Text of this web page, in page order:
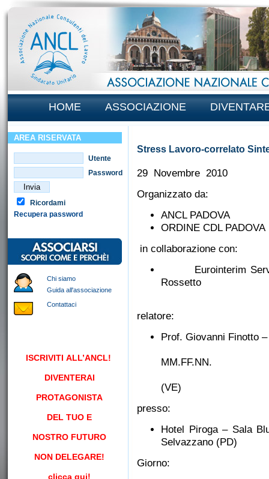
HOME ASSOCIAZIONE
AREA RISERVATA
Utente
Password
Ricordami
Recupera password
Chi siamo
Guida all'associazione
Contattaci
ISCRIVITI ALL’ANCL!
DIVENTERAI
PROTAGONISTA
DEL TUO E
NOSTRO FUTURO
NON DELEGARE!
clicca qui!
Stress Lavoro-correlato
29 Novembre 2010
Organizzato da:
ANCL PADOVA
ORDINE CDL
in collaborazione con:
Eurointerim Servizi
Rossetto
relatore:
Prof. Giovanni Finotto
MM.FF.NN.
(VE)
presso:
Hotel Piroga – Sala
Selvazzano (PD)
Giorno: